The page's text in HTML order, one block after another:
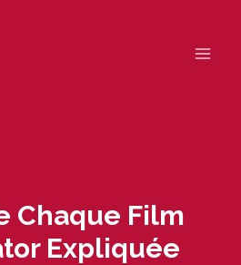
Chaque Film
Expliquée